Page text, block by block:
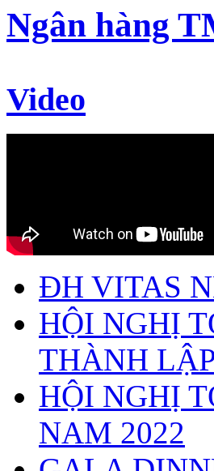
Ngân hàng
Video
ĐH VITAS
HỘI NGHỊ
THÀNH
HỘI NGHỊ
NAM 2022